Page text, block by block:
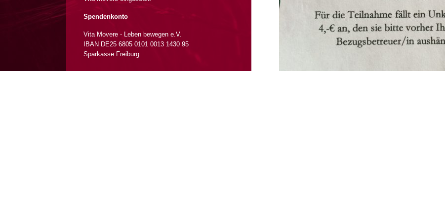
Spendenkonto
Vita Movere - Leben bewegen e.V.
IBAN DE25 6805 0101 0013 1430 95
Sparkasse Freiburg